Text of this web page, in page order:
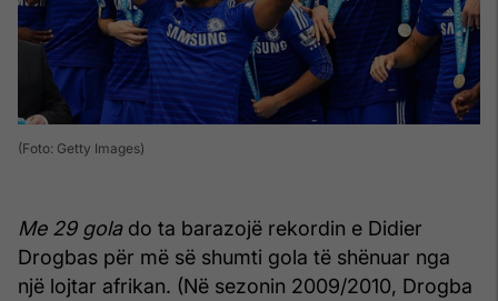
(Foto: Getty Images)
Me 29 golado ta barazojë rekordin e Didier
Drogbas për më së shumti gola të shënuar nga
një lojtar afrikan. (Në sezonin 2009/2010, Drogba